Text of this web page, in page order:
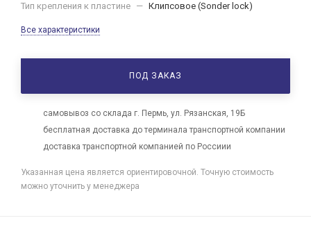
Тип крепления к пластине — Клипсовое (Sonder lock)
Все характеристики
ПОД ЗАКАЗ
самовывоз со склада г. Пермь, ул. Рязанская, 19Б
бесплатная доставка до терминала транспортной компании
доставка транспортной компанией по Россиии
Указанная цена является ориентировочной. Точную стоимость
можно уточнить у менеджера